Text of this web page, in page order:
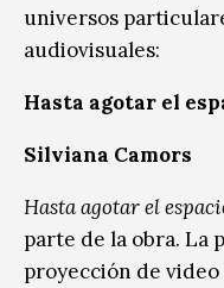
universos
audiovisuales:
Hasta agotar el
Silviana Camors
Hasta agotar el
parte de la obra. La
proyección de